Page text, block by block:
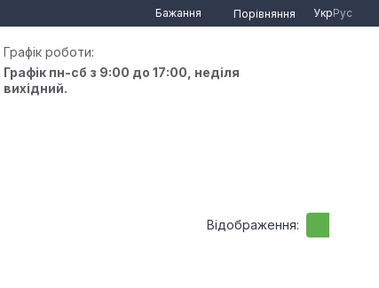
Бажання Порівняння УкрРус
Графік роботи:
Графік пн-сб з 9:00 до 17:00, неділя
вихідний.
Відображення: